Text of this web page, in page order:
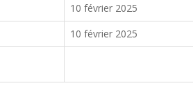
10 février 2025
10 février 2025